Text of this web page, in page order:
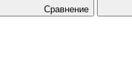
Сравнение